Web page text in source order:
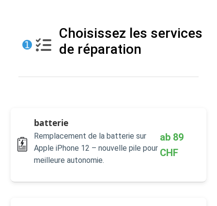
➊
Choisissez les services
de réparation
batterie
Remplacement de la batterie sur
Apple iPhone 12 – nouvelle pile pour
meilleure autonomie.
ab 89
CHF